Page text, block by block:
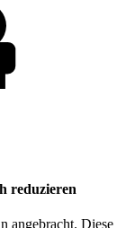
reduzieren
angebracht. Diese